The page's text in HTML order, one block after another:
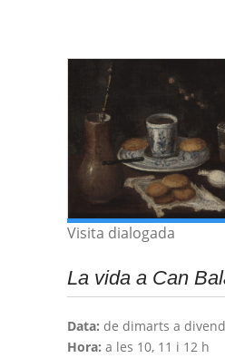
Visita dialogada
La vida a Can
Data: de dimarts a
Hora: a les 10, 11 i 12 h